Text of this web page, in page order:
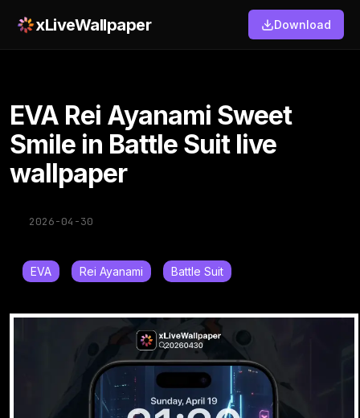
xLiveWallpaper Download
EVA Rei Ayanami Sweet
Smile in Battle Suit live
wallpaper
2026-04-30
EVA Rei Ayanami Battle Suit